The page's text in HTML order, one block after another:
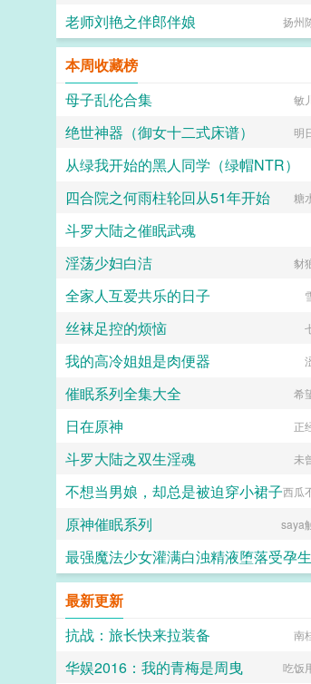
老师刘艳之伴郎伴娘 扬州
本周收藏榜
母子乱伦合集
敏
绝世神器（御女十二式床谱） 明
从绿我开始的黑人同学（绿帽NTR）
四合院之何雨柱轮回从51年开始 糖
斗罗大陆之催眠武魂
淫荡少妇白洁 豺
全家人互爱共乐的日子
丝袜足控的烦恼
我的高冷姐姐是肉便器
催眠系列全集大全 希
日在原神 正
斗罗大陆之双生淫魂 未
不想当男娘，却总是被迫穿小裙子西瓜
原神催眠系列 saya
最强魔法少女灌满白浊精液堕落受孕
最新更新
抗战：旅长快来拉装备
南
华娱2016：我的青梅是周曳 吃饭